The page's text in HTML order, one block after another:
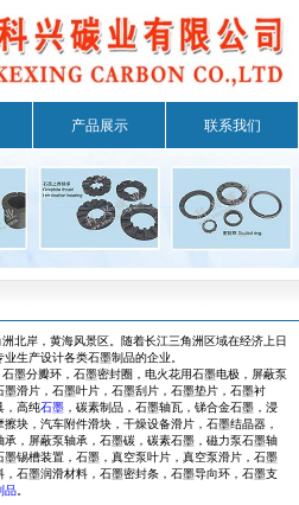
产品展示 联系我们
岸，黄海风景区。随着长江三角洲区域在经济上日
生产设计各类石墨制品的企业。
分瓣环，石墨密封圈，电火花用石墨电极，屏蔽泵
墨滑片，石墨叶片，石墨刮片，石墨垫片，石墨衬
，高纯石墨 ，碳素制品，石墨轴瓦，锑合金石墨，浸
块，汽车附件滑块，干燥设备滑片，石墨结晶器，
，屏蔽泵轴承，石墨碳，碳素石墨，磁力泵石墨轴
锡槽装置，石墨，真空泵叶片，真空泵滑片，石墨
石墨润滑材料，石墨密封条，石墨导向环，石墨支
品